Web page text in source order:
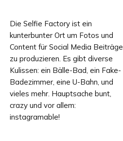
Die Selfie Factory ist ein
kunterbunter Ort um Fotos und
Content für Social Media Beiträge
zu produzieren. Es gibt diverse
Kulissen: ein Bälle-Bad, ein Fake-
Badezimmer, eine U-Bahn, und
vieles mehr. Hauptsache bunt,
crazy und vor allem:
instagramable!